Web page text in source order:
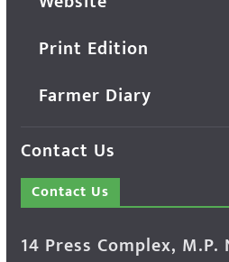
Print Edition
Farmer Diary
Contact Us
Contact Us
14 Press Complex, M.P.